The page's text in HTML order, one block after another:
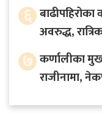
६
अवरुद्ध,
७ कर्णालीका
राजीनामा,